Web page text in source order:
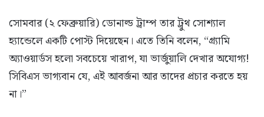
সোমবার (২ ফেব্রুয়ারি) ডোনাল্ড ট্রাম্প তার ট্রুথ সোশ্যাল
হ্যান্ডেলে একটি পোস্ট দিয়েছেন। এতে তিনি বলেন, “গ্র্যামি
অ্যাওয়ার্ডস হলো সবচেয়ে খারাপ, যা ভার্জুয়ালি দেখার অযোগ্য!
সিবিএস ভাগ্যবান যে, এই আবর্জনা আর তাদের প্রচার করতে হয়
না।”